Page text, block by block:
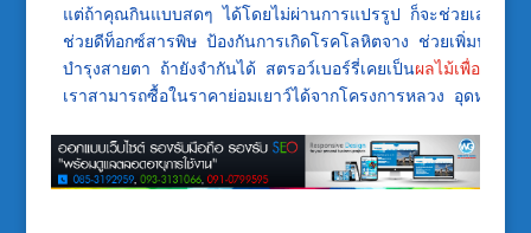
แต่ถ้าคุณกินแบบสดๆ ได้โดยไม่ผ่านการแปรรูป ก็จะช่วยเสริมส
ช่วยดีท็อกซ์สารพิษ ป้องกันการเกิดโรคโลหิตจาง ช่วยเพิ่มปริ
บำรุงสายตา ถ้ายังจำกันได้ สตรอว์เบอร์รี่เคยเป็นผลไม้เพื่อสุขภา
เราสามารถซื้อในราคาย่อมเยาว์ได้จากโครงการหลวง อุดหนุน